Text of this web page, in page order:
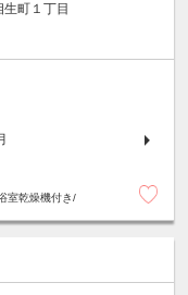
町１丁目
室乾燥機付き/